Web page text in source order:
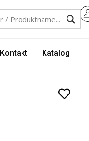
Kontakt Katalog